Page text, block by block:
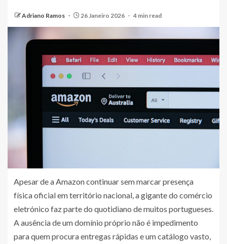
Adriano Ramos 26 Janeiro 2026 4 min read
Apesar de a Amazon continuar sem marcar presença
física oficial em território nacional, a gigante do comércio
eletrónico faz parte do quotidiano de muitos portugueses.
A ausência de um domínio próprio não é impedimento
para quem procura entregas rápidas e um catálogo vasto,